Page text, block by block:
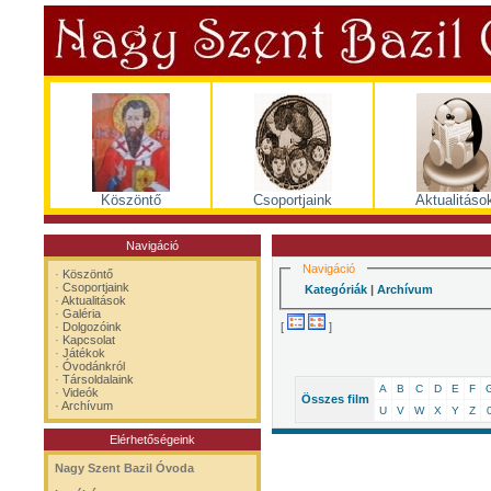
Köszöntő Csoportjaink
Navigáció
· Köszöntő
· Csoportjaink
· Aktualitások
· Galéria
· Dolgozóink
· Kapcsolat
· Játékok
· Óvodánkról
· Társoldalaink
· Videók
· Archívum
Elérhetőségeink
Nagy Szent Bazil Óvoda
Navigáció
Kategóriák| Archívum
[ ]
Összes film
A B C D E F
U
V W X Y Z